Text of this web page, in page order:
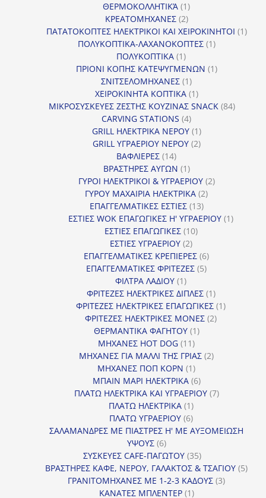
ΘΕΡΜΟΚΟΛΛΗΤΙΚΆ 11
προϊόν
ΚΡΕΑΤΟΜΗΧΑΝΕΣ 22
προϊόντα
ΠΑΤΑΤΟΚΟΠΤΕΣ ΗΛΕΚΤΡΙΚΟΙ ΚΑΙ ΧΕΙΡΟΚΙΝΗΤΟΙ 11
ΠΟΛΥΚΟΠΤΙΚΑ-ΛΑΧΑΝΟΚΟΠΤΕΣ 11
ΠΟΛΥΚΟΠΤΙΚΑ 11
προϊόν
ΠΡΙΟΝΙ ΚΟΠΗΣ ΚΑΤΕΨΥΓΜΕΝΩΝ 11
ΣΝΙΤΣΕΛΟΜΗΧΑΝΕΣ 11
προϊόν
ΧΕΙΡΟΚΙΝΗΤΑ ΚΟΠΤΙΚΑ 11
προϊόν
ΜΙΚΡΟΣΥΣΚΕΥΕΣ ΖΕΣΤΗΣ ΚΟΥΖΙΝΑΣ SNACK 8484
CARVING STATIONS 44
προϊόντα
GRILL ΗΛΕΚΤΡΙΚΑ ΝΕΡΟΥ 11
προϊόν
GRILL ΥΓΡΑΕΡΙΟΥ ΝΕΡΟΥ 22
ΒΑΦΛΙΕΡΕΣ 1414
προϊόντα
ΒΡΑΣΤΗΡΕΣ ΑΥΓΩΝ 11
προϊόν
ΓΥΡΟΙ ΗΛΕΚΤΡΙΚΟΙ & ΥΓΡΑΕΡΙΟΥ 22
ΓΥΡΟΥ ΜΑΧΑΙΡΙΑ ΗΛΕΚΤΡΙΚΑ 22
ΕΠΑΓΓΕΛΜΑΤΙΚΕΣ ΕΣΤΙΕΣ 1313
προϊόντα
ΕΣΤΙΕΣ WOK ΕΠΑΓΩΓΙΚΕΣ Η' ΥΓΡΑΕΡΙΟΥ 11
ΕΣΤΙΕΣ ΕΠΑΓΩΓΙΚΕΣ 1010
ΕΣΤΙΕΣ ΥΓΡΑΕΡΙΟΥ 22
προϊόντα
ΕΠΑΓΓΕΛΜΑΤΙΚΕΣ ΚΡΕΠΙΕΡΕΣ 66
προϊόντα
ΕΠΑΓΓΕΛΜΑΤΙΚΕΣ ΦΡΙΤΕΖΕΣ 55
ΦΙΛΤΡΑ ΛΑΔΙΟΥ 11
προϊόν
ΦΡΙΤΕΖΕΣ ΗΛΕΚΤΡΙΚΕΣ ΔΙΠΛΕΣ 11
προϊόν
ΦΡΙΤΕΖΕΣ ΗΛΕΚΤΡΙΚΕΣ ΕΠΑΓΩΓΙΚΕΣ 11
ΦΡΙΤΕΖΕΣ ΗΛΕΚΤΡΙΚΕΣ ΜΟΝΕΣ 22
ΘΕΡΜΑΝΤΙΚΑ ΦΑΓΗΤΟΥ 11
ΜΗΧΑΝΕΣ HOT DOG 1111
προϊόντα
ΜΗΧΑΝΕΣ ΓΙΑ ΜΑΛΛΙ ΤΗΣ ΓΡΙΑΣ 22
ΜΗΧΑΝΕΣ ΠΟΠ ΚΟΡΝ 11
προϊόν
ΜΠΑΙΝ ΜΑΡΙ ΗΛΕΚΤΡΙΚΑ 66
προϊόντα
ΠΛΑΤΩ ΗΛΕΚΤΡΙΚΑ ΚΑΙ ΥΓΡΑΕΡΙΟΥ 77
ΠΛΑΤΩ ΗΛΕΚΤΡΙΚΑ 11
προϊόν
ΠΛΑΤΩ ΥΓΡΑΕΡΙΟΥ 66
προϊόντα
ΣΑΛΑΜΑΝΔΡΕΣ ΜΕ ΠΙΑΣΤΡΕΣ Η' ΜΕ ΑΥΞΟΜΕΙΩΣΗ
ΥΨΟΥΣ 66
προϊόντα
ΣΥΣΚΕΥΕΣ CAFE-ΠΑΓΩΤΟΥ 3535
προϊόντα
ΒΡΑΣΤΗΡΕΣ ΚΑΦΕ, ΝΕΡΟΥ, ΓΑΛΑΚΤΟΣ & ΤΣΑΓΙΟΥ 55
ΓΡΑΝΙΤΟΜΗΧΑΝΕΣ ΜΕ 1-2-3 ΚΑΔΟΥΣ 33
ΚΑΝΑΤΕΣ ΜΠΛΕΝΤΕΡ 11